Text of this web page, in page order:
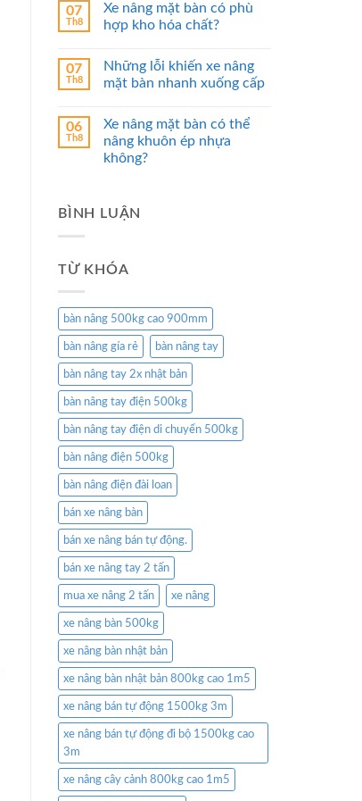
07
Th8
Xe nâng mặt bàn có phù
hợp kho hóa chất?
07
Th8
Những lỗi khiến xe nâng
mặt bàn nhanh xuống cấp
06
Th8
Xe nâng mặt bàn có thể
nâng khuôn ép nhựa
không?
BÌNH LUẬN
TỪ KHÓA
bàn nâng 500kg cao 900mm
bàn nâng gía rẻ bàn nâng tay
bàn nâng tay 2x nhật bản
bàn nâng tay điện 500kg
bàn nâng tay điện di chuyển 500kg
bàn nâng điện 500kg
bàn nâng điện đài loan
bán xe nâng bàn
bán xe nâng bán tự động.
bán xe nâng tay 2 tấn
mua xe nâng 2 tấn xe nâng
xe nâng bàn 500kg
xe nâng bàn nhật bản
xe nâng bàn nhật bản 800kg cao 1m5
xe nâng bán tự động 1500kg 3m
xe nâng bán tự động đi bộ 1500kg cao
3m
xe nâng cây cảnh 800kg cao 1m5